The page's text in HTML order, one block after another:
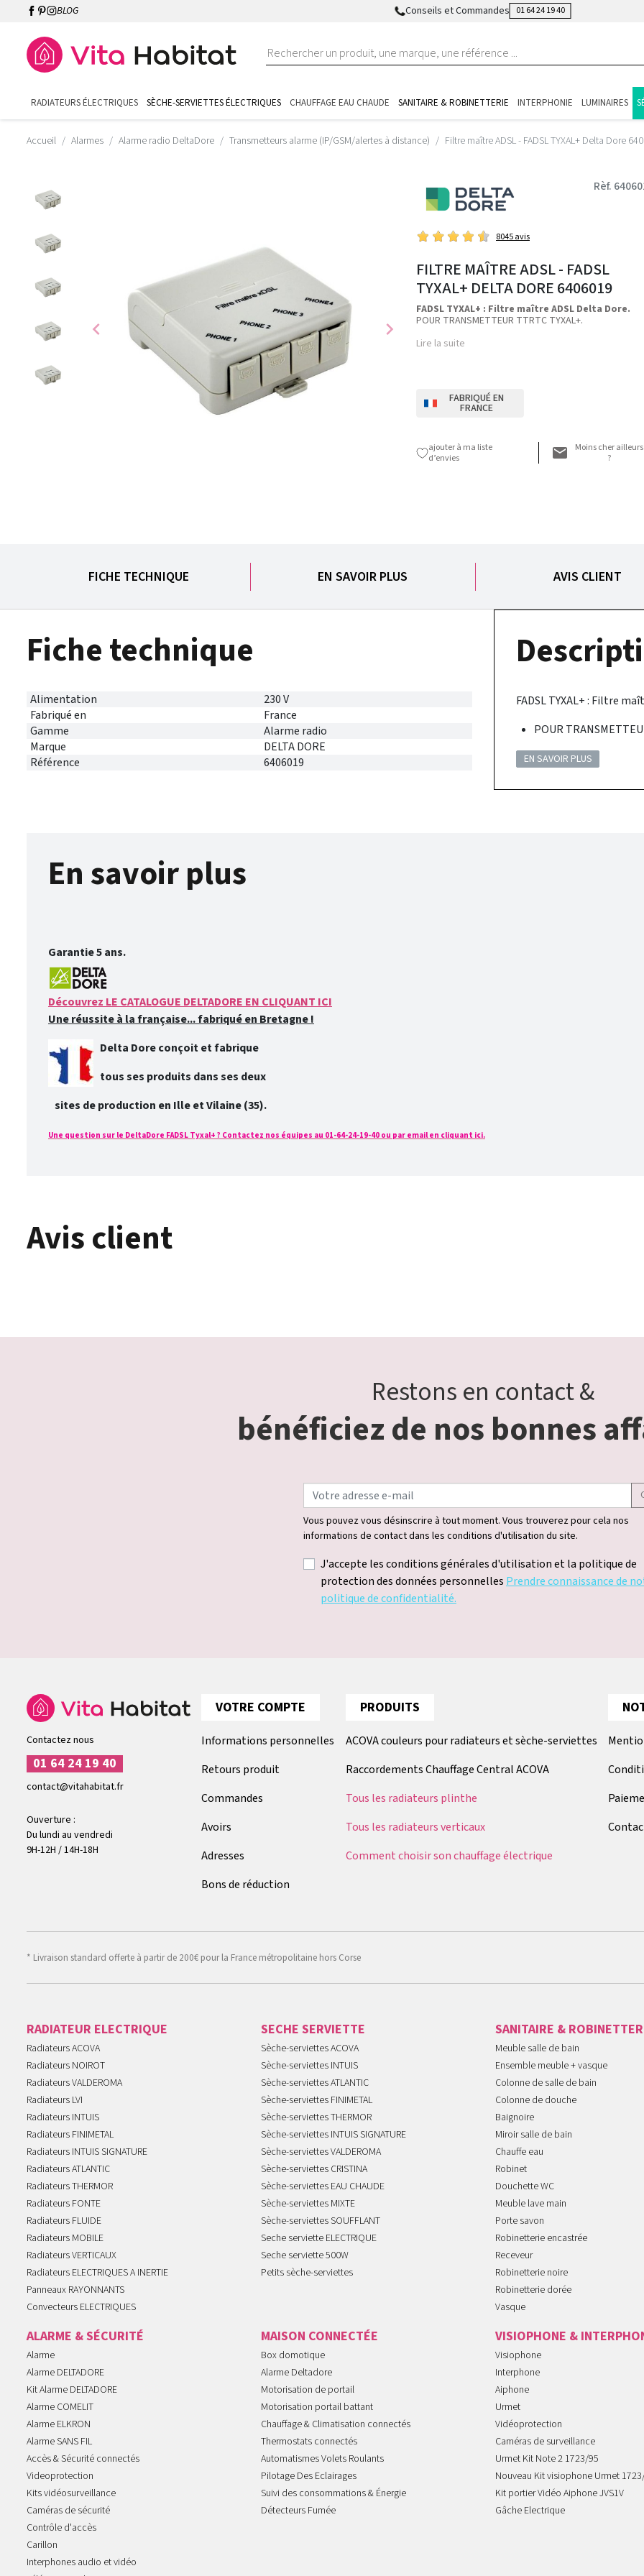
BLOG Conseils et Commandes 01 64 24 19 40
RADIATEURS ÉLECTRIQUES SÈCHE-SERVIETTES ÉLECTRIQUES CHAUFFAGE EAU CHAUDE SANITAIRE & ROBINETTERIE INTERPHONIE LUMINAIRES
Accueil Alarmes Alarme radio DeltaDore Transmetteurs alarme (IP/GSM/alertes à distance) Filtre maître ADSL - FADSL TYXAL+ Delta Dore
chevron_left chevron_right
Rèf.
8045 avis
FILTRE MAÎTRE ADSL - FADSL
TYXAL+ DELTA DORE 6406019
FADSL TYXAL+ : Filtre maître ADSL Delta Dore.
POUR TRANSMETTEUR TTRTC TYXAL+.
Lire la suite
FABRIQUÉ EN
FRANCE
ajouter à ma liste
d’envies
Moins cher ailleurs
?
FICHE TECHNIQUE EN SAVOIR PLUS AVIS CLIENT
Fiche technique
Alimentation
230 V
Fabriqué en
France
Gamme
Alarme radio
Marque
DELTA DORE
Référence
6406019
FADSL TYXAL+ : Filtre
POUR
EN SAVOIR PLUS
En savoir plus
Garantie 5 ans.
Découvrez LE CATALOGUE DELTADORE EN CLIQUANT ICI
Une réussite à la française... fabriqué en Bretagne !
Delta Dore conçoit et fabrique
tous ses produits dans ses deux
sites de production en Ille et Vilaine (35).
Une question sur le DeltaDore FADSL Tyxal+ ? Contactez nos équipes au 01-64-24-19-40 ou par email en cliquant ici.
Avis client
Restons en contact &
bénéficiez de nos bonnes
Vous pouvez vous désinscrire à tout moment. Vous trouverez pour cela nos
informations de contact dans les conditions d'utilisation du site.
J'accepte les conditions générales d'utilisation et la politique de
protection des données personnelles Prendre connaissance de
politique de confidentialité.
Contactez nous
01 64 24 19 40
contact@vitahabitat.fr
Ouverture :
Du lundi au vendredi
9H-12H / 14H-18H
VOTRE COMPTE
Informations personnelles
Retours produit
Commandes
Avoirs
Adresses
Bons de réduction
PRODUITS
ACOVA couleurs pour radiateurs et sèche-serviettes
Raccordements Chauffage Central ACOVA
Tous les radiateurs plinthe
Tous les radiateurs verticaux
Comment choisir son chauffage électrique
* Livraison standard offerte à partir de 200€ pour la France métropolitaine hors Corse
RADIATEUR ELECTRIQUE
Radiateurs ACOVA
Radiateurs NOIROT
Radiateurs VALDEROMA
Radiateurs LVI
Radiateurs INTUIS
Radiateurs FINIMETAL
Radiateurs INTUIS SIGNATURE
Radiateurs ATLANTIC
Radiateurs THERMOR
Radiateurs FONTE
Radiateurs FLUIDE
Radiateurs MOBILE
Radiateurs VERTICAUX
Radiateurs ELECTRIQUES A INERTIE
Panneaux RAYONNANTS
Convecteurs ELECTRIQUES
SECHE SERVIETTE
Sèche-serviettes ACOVA
Sèche-serviettes INTUIS
Sèche-serviettes ATLANTIC
Sèche-serviettes FINIMETAL
Sèche-serviettes THERMOR
Sèche-serviettes INTUIS SIGNATURE
Sèche-serviettes VALDEROMA
Sèche-serviettes CRISTINA
Sèche-serviettes EAU CHAUDE
Sèche-serviettes MIXTE
Sèche-serviettes SOUFFLANT
Seche serviette ELECTRIQUE
Seche serviette 500W
Petits sèche-serviettes
SANITAIRE &
Meuble salle de bain
Ensemble meuble + vasque
Colonne de salle de bain
Colonne de douche
Baignoire
Miroir salle de bain
Chauffe eau
Robinet
Douchette WC
Meuble lave main
Porte savon
Robinetterie encastrée
Receveur
Robinetterie noire
Robinetterie dorée
Vasque
ALARME & SÉCURITÉ
Alarme
Alarme DELTADORE
Kit Alarme DELTADORE
Alarme COMELIT
Alarme ELKRON
Alarme SANS FIL
Accès & Sécurité connectés
Videoprotection
Kits vidéosurveillance
Caméras de sécurité
Contrôle d'accès
Carillon
Interphones audio et vidéo
MAISON CONNECTÉE
Box domotique
Alarme Deltadore
Motorisation de portail
Motorisation portail battant
Chauffage & Climatisation connectés
Thermostats connectés
Automatismes Volets Roulants
Pilotage Des Eclairages
Suivi des consommations & Énergie
Détecteurs Fumée
VISIOPHONE &
Visiophone
Interphone
Aiphone
Urmet
Vidéoprotection
Caméras de surveillance
Urmet Kit Note 2 1723/95
Nouveau Kit visiophone Urmet
Kit portier Vidéo Aiphone JVS1V
Gâche Electrique